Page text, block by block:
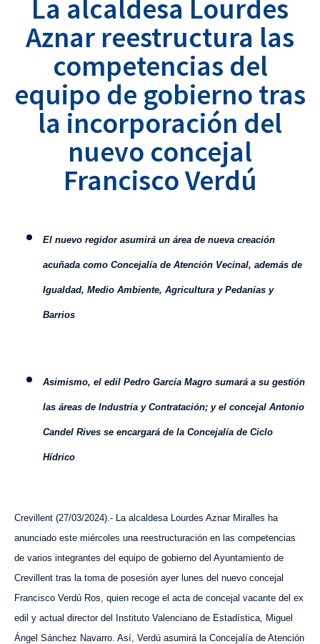
La alcaldesa Lourdes
Aznar reestructura las
competencias del
equipo de gobierno tras
la incorporación del
nuevo concejal
Francisco Verdú
El nuevo regidor asumirá un área de nueva creación
acuñada como Concejalía de Atención Vecinal, además de
Igualdad, Medio Ambiente, Agricultura y Pedanías y
Barrios
Asimismo, el edil Pedro García Magro sumará a su gestión
las áreas de Industria y Contratación; y el concejal Antonio
Candel Rives se encargará de la Concejalía de Ciclo
Hídrico
Crevillent (27/03/2024).- La alcaldesa Lourdes Aznar Miralles ha
anunciado este miércoles una reestructuración en las competencias
de varios integrantes del equipo de gobierno del Ayuntamiento de
Crevillent tras la toma de posesión ayer lunes del nuevo concejal
Francisco Verdú Ros, quien recoge el acta de concejal vacante del ex
edil y actual director del Instituto Valenciano de Estadística, Miguel
Ángel Sánchez Navarro. Así, Verdú asumirá la Concejalía de Atención